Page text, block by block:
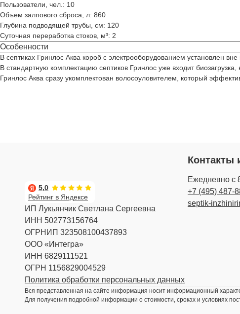
Пользователи, чел.: 10
Объем залпового сброса, л: 860
Глубина подводящей трубы, см: 120
Суточная переработка стоков, м³: 2
Особенности
В септиках Гринлос Аква короб с электрооборудованием установлен
В стандартную комплектацию септиков Гринлос уже входит
Гринлос Аква сразу укомплектован волосоуловителем, который
Рейтинг в Яндексе
5,0
ИП Лукьянчик Светлана Сергеевна
ИНН 502773156764
ОГРНИП 323508100437893
ООО «Интегра»
ИНН 6829111521
ОГРН 1156829004529
Политика обработки персональных данных
Контакты
Ежедневно с
+7 (495) 487-
septik-
Вся представленная на сайте информация носит информационный
Для получения подробной информации о стоимости, сроках и условиях